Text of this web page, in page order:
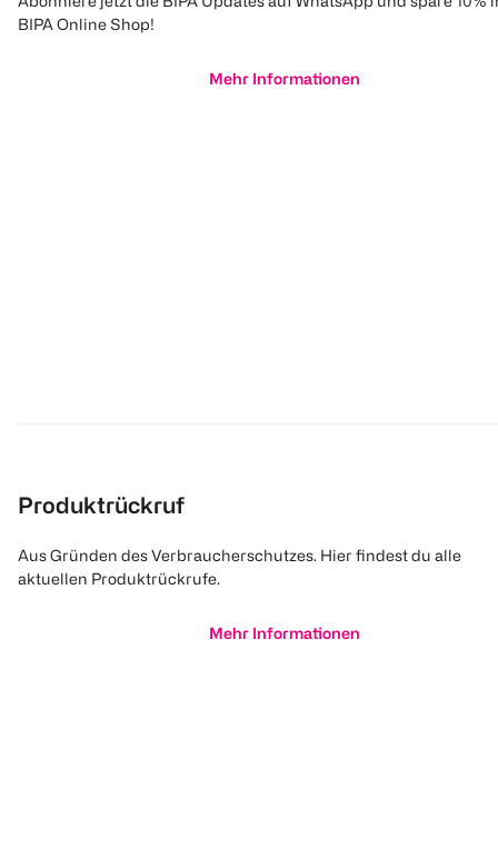
BIPA Online Shop!
Mehr Informationen
Produktrückruf
Aus Gründen des Verbraucherschutzes. Hier findest du alle
aktuellen Produktrückrufe.
Mehr Informationen